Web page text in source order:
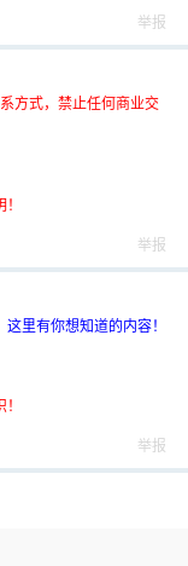
举报
方式，禁止任何商业交
举报
里有你想知道的内容！
举报